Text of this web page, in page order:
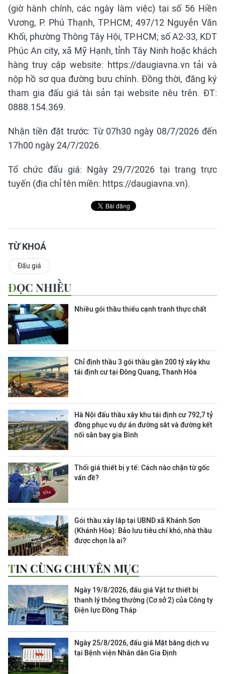
(giờ hành chính, các ngày làm việc) tại số 56 Hiền
Vương, P. Phú Thạnh, TP.HCM; 497/12 Nguyễn Văn
Khối, phường Thông Tây Hội, TP.HCM; số A2-33, KDT
Phúc An city, xã Mỹ Hạnh, tỉnh Tây Ninh hoặc khách
hàng truy cập website: https://daugiavna.vn tải và
nộp hồ sơ qua đường bưu chính. Đồng thời, đăng ký
tham gia đấu giá tài sản tại website nêu trên. ĐT:
0888.154.369.
Nhận tiền đặt trước: Từ 07h30 ngày 08/7/2026 đến
17h00 ngày 24/7/2026.
Tổ chức đấu giá: Ngày 29/7/2026 tại trang trực
tuyến (địa chỉ tên miền: https://daugiavna.vn).
TỪ KHOÁ
Đấu giá
ĐỌC NHIỀU
Nhiều gói thầu thiếu cạnh tranh thực chất
Chỉ định thầu 3 gói thầu gần 200 tỷ xây khu
tái định cư tại Đông Quang, Thanh Hóa
Hà Nội đấu thầu xây khu tái định cư 792,7 tỷ
đồng phục vụ dự án đường sắt và đường kết
nối sân bay gia Bình
Thổi giá thiết bị y tế: Cách nào chặn từ gốc
vấn đề?
Gói thầu xây lắp tại UBND xã Khánh Sơn
(Khánh Hòa): Bảo lưu tiêu chí khó, nhà thầu
được chọn là ai?
TIN CÙNG CHUYÊN MỤC
Ngày 19/8/2026, đấu giá Vật tư thiết bị
thanh lý thông thường (Cơ sở 2) của Công ty
Điện lực Đồng Tháp
Ngày 25/8/2026, đấu giá Mặt bằng dịch vụ
tại Bệnh viện Nhân dân Gia Định